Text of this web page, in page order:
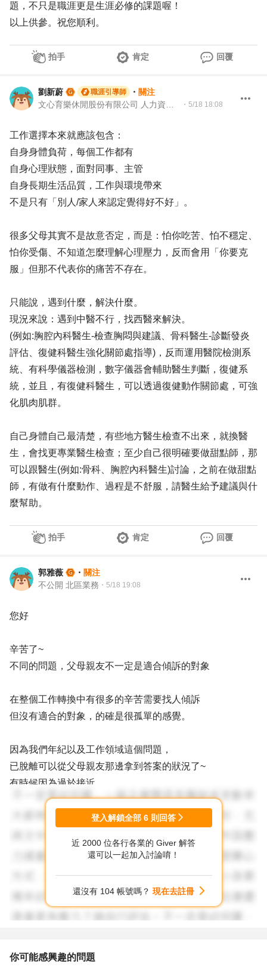
題，不只是職涯更是生涯必修的課題喔！
以上供參。祝您順利。
拍手 肯定 回覆
劉新蔚 職涯引導師 ・ 關注
・ 5/18 18:08
工作選擇本來就應該包含：
自身身體負荷，每個工作都有
自身心理狀態，面對同事、主管
自身長期生活品質，工作與環境帶來
不是只有「別人/家人來認定覺得好不好」。
很多父母其實不是故意否定，而是：怕你吃苦、怕不穩定、
怕你受傷、不知道怎麼理解心理壓力，反而會用「你要克
服」但那不代表你的痛苦不存在。
只能說，遇到什麼，解決什麼。
現況來說：遇到中醫不行，找西醫來解決。
(例如:胸腔內科醫生-檢查胸悶與建議、骨科醫生-診斷發炎
評估、復健科醫生強化關節處指導)，反而運用醫院檢測系
統、有科學儀器檢測，數字儀器會輔助醫生判斷，復健系
統，並且，有復健科醫生，可以透過復健動作關節處，可強
化肌肉肌群。
自己身體自己最清楚，有些地方醫生檢查不出來，就換醫
生，會找更專業醫生檢查；至少自己很明確要做甜點師，那
可以跟醫生(例如:骨科、胸腔內科醫生)討論，之前在做甜點
師，有做有什麼動作、過程是不舒服，請醫生給予建議與什
麼幫助。
拍手 肯定 回覆
郭雅薇 ・ 關注
不公開 北區業務 ・ 5/18 19:08
您好
辛苦了~
不同的問題，父母親友不一定是適合傾訴的對象
在整個工作轉換中有很多的辛苦需要找人傾訴
但沒有適合的對象，的確是很孤單的感覺。
因為我們年紀以及工作領域這個問題，
已脫離可以從父母親友那邊拿到答案的狀況了~
有時候因為過於接近，
在聽問題時，往往會直接往那我可以幫你什麼? 的角度切入
但因雙方都充滿無力感，最後通常是不歡而散~
看您的語句中您自己也尚卡在選擇中，
因此以下先整理您提到的求職問題~
您提到因為在吃到飽做甜點師導致扳機指發炎
登入解鎖全部 6 則回答
近 2000 位各行各業的 Giver 解答
還可以一起加入討論唷！
還沒有 104 帳號嗎？ 現在去註冊
你可能感興趣的問題